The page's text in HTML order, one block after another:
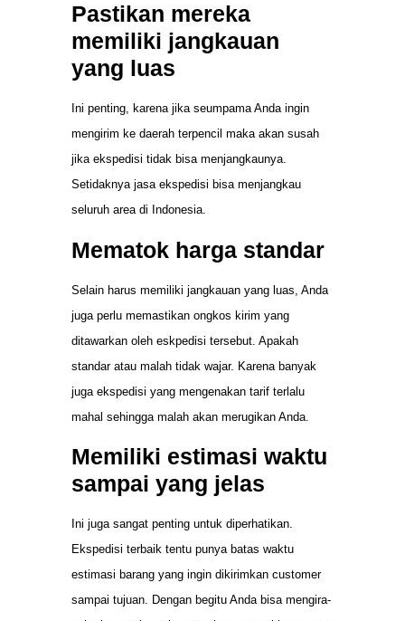
Pastikan mereka
memiliki jangkauan
yang luas
Ini penting, karena jika seumpama Anda ingin
mengirim ke daerah terpencil maka akan susah
jika ekspedisi tidak bisa menjangkaunya.
Setidaknya jasa ekspedisi bisa menjangkau
seluruh area di Indonesia.
Mematok harga standar
Selain harus memiliki jangkauan yang luas, Anda
juga perlu memastikan ongkos kirim yang
ditawarkan oleh eskpedisi tersebut. Apakah
standar atau malah tidak wajar. Karena banyak
juga ekspedisi yang mengenakan tarif terlalu
mahal sehingga malah akan merugikan Anda.
Memiliki estimasi waktu
sampai yang jelas
Ini juga sangat penting untuk diperhatikan.
Ekspedisi terbaik tentu punya batas waktu
estimasi barang yang ingin dikirimkan customer
sampai tujuan. Dengan begitu Anda bisa mengira-